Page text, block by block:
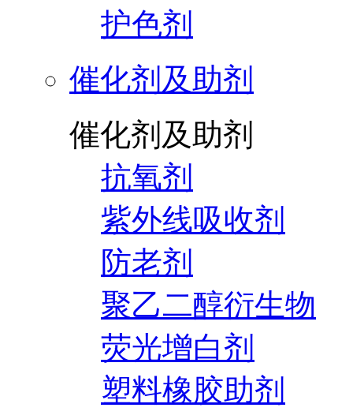
护色剂
催化剂及助剂
催化剂及助剂
抗氧剂
紫外线吸收剂
防老剂
聚乙二醇衍生物
荧光增白剂
塑料橡胶助剂